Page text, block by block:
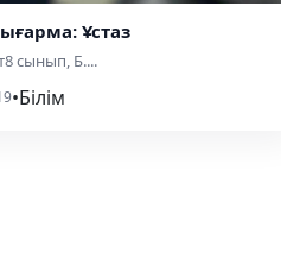
Ұстаз
сынып, Б....
•Білім